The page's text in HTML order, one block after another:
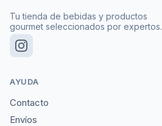
Tu tienda de bebidas y productos
gourmet seleccionados por expertos.
AYUDA
Contacto
Envíos